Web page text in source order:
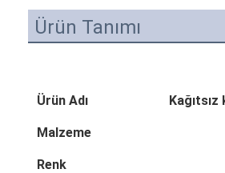
Ürün Tanımı
Ürün Adı
Malzeme
Renk